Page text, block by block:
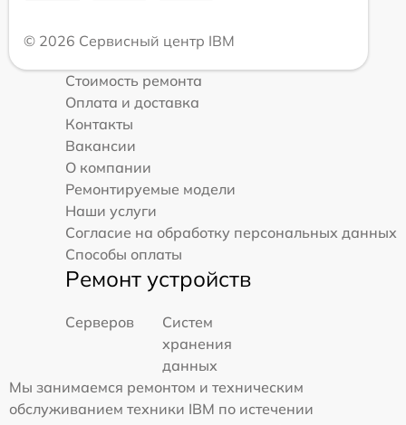
© 2026 Сервисный центр IBM
Стоимость ремонта
Оплата и доставка
Контакты
Вакансии
О компании
Ремонтируемые модели
Наши услуги
Согласие на обработку персональных данных
Способы оплаты
Ремонт устройств
Серверов
Систем
хранения
данных
Мы занимаемся ремонтом и техническим
обслуживанием техники IBM по истечении